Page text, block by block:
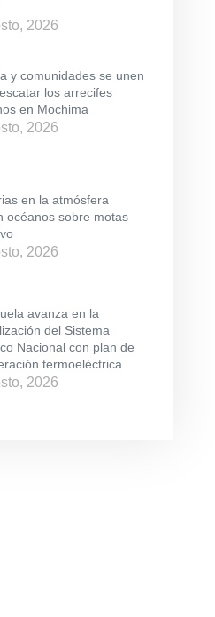
2026
y comunidades se unen
los arrecifes
en Mochima
2026
en la atmósfera
océanos sobre motas
2026
avanza en la
del Sistema
Nacional con plan de
termoeléctrica
2026